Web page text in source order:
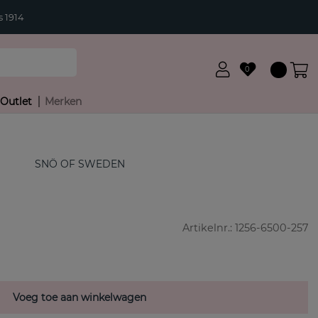
0
Outlet Merken
SNÖ OF SWEDEN
Artikelnr.: 1256-6500-257
Voeg toe aan winkelwagen